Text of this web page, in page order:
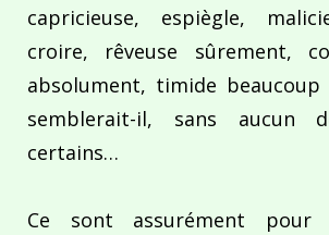
capricieuse, espiègle,
croire, rêveuse sûrement,
absolument, timide beaucoup
semblerait-il, sans aucun
certains…
Ce sont assurément pour